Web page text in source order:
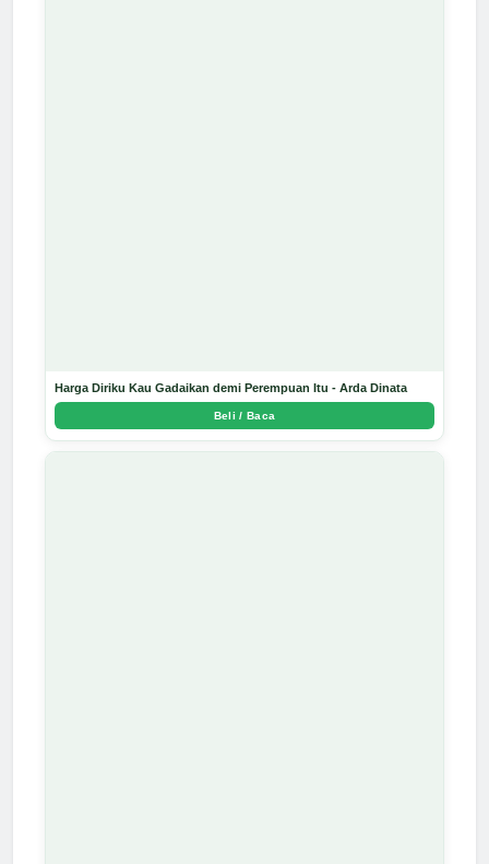
Harga Diriku Kau Gadaikan demi Perempuan Itu - Arda Dinata
Beli / Baca